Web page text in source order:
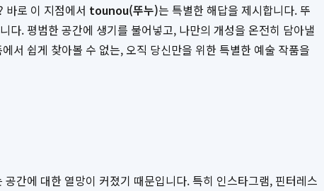
바로 이 지점에서 tounou(뚜누)는 특별한 해답을 제시합니다. 뚜
다. 평범한 공간에 생기를 불어넣고, 나만의 개성을 온전히 담아낼
서 쉽게 찾아볼 수 없는, 오직 당신만을 위한 특별한 예술 작품을
간에 대한 열망이 커졌기 때문입니다. 특히 인스타그램, 핀터레스